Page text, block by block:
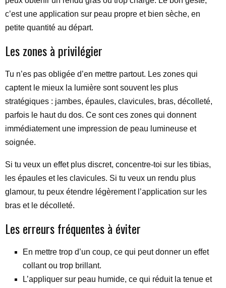
c’est une application sur peau propre et bien sèche, en
petite quantité au départ.
Les zones à privilégier
Tu n’es pas obligée d’en mettre partout. Les zones qui
captent le mieux la lumière sont souvent les plus
stratégiques : jambes, épaules, clavicules, bras, décolleté,
parfois le haut du dos. Ce sont ces zones qui donnent
immédiatement une impression de peau lumineuse et
soignée.
Si tu veux un effet plus discret, concentre-toi sur les tibias,
les épaules et les clavicules. Si tu veux un rendu plus
glamour, tu peux étendre légèrement l’application sur les
bras et le décolleté.
Les erreurs fréquentes à éviter
En mettre trop d’un coup, ce qui peut donner un effet
collant ou trop brillant.
L’appliquer sur peau humide, ce qui réduit la tenue et